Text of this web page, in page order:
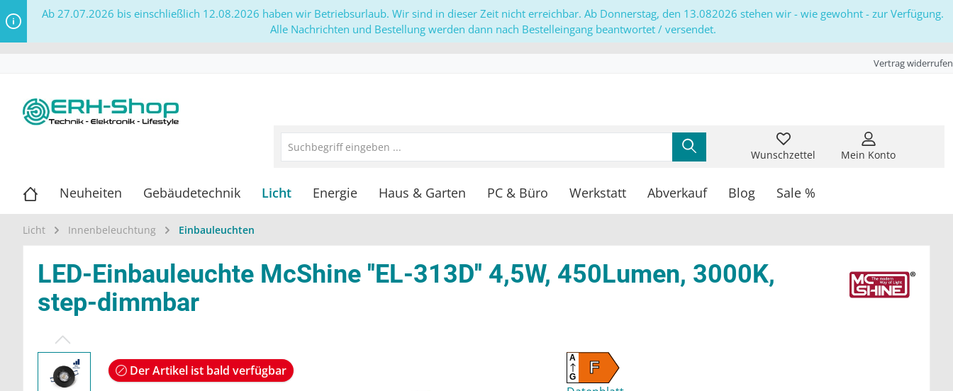
Ab 27.07.2026 bis einschließlich 12.08.2026 haben wir Betriebsurlaub. Wir sind in dieser Zeit nicht erreichbar. Ab Donnerstag, den 13.082026 stehen wir - wie gewohnt - zur Verfügung.
Alle Nachrichten und Bestellung werden dann nach Bestelleingang beantwortet / versendet.
Vertrag widerrufen
Wunschzettel Mein Konto
Neuheiten Gebäudetechnik Licht Energie Haus & Garten PC & Büro Werkstatt Abverkauf Blog Sale %
Licht Innenbeleuchtung Einbauleuchten
LED-Einbauleuchte McShine ''EL-313D'' 4,5W, 450Lumen, 3000K,
step-dimmbar
Der Artikel ist bald verfügbar F
A
G